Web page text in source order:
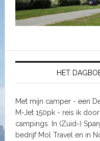
HET
Met mijn camper - een
M-Jet 150pk - reis ik
campings. In (Zuid-)
bedrijf Mol Travel en in